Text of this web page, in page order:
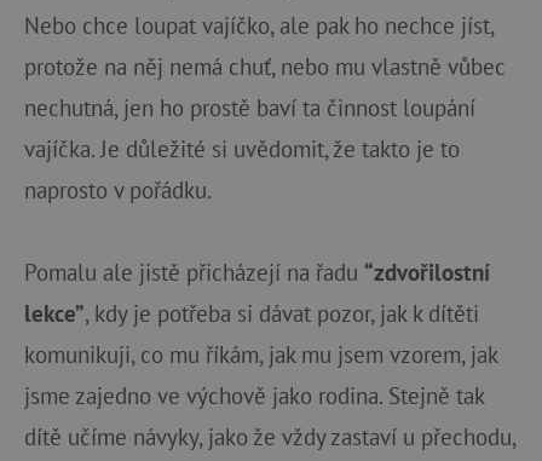
Nebo chce loupat vajíčko, ale pak ho nechce jíst,
protože na něj nemá chuť, nebo mu vlastně vůbec
nechutná, jen ho prostě baví ta činnost loupání
vajíčka. Je důležité si uvědomit, že takto je to
naprosto v pořádku.
Pomalu ale jistě přicházejí na řadu “zdvořilostní
lekce”, kdy je potřeba si dávat pozor, jak k dítěti
komunikuji, co mu říkám, jak mu jsem vzorem, jak
jsme zajedno ve výchově jako rodina. Stejně tak
dítě učíme návyky, jako že vždy zastaví u přechodu,